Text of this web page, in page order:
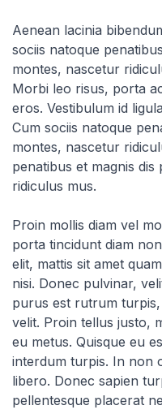
Aenean lacinia
sociis natoque
montes, nascetur
Morbi leo risus, porta
eros. Vestibulum id
Cum sociis natoque
montes, nascetur
penatibus et magnis
ridiculus mus.
Proin mollis diam vel
porta tincidunt diam
elit, mattis sit amet
nisi. Donec pulvinar,
purus est rutrum
velit. Proin tellus justo,
eu metus. Quisque eu
interdum turpis. In non
libero. Donec sapien
pellentesque placerat